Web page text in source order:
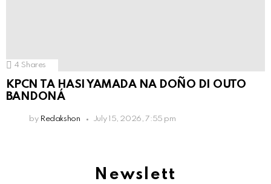
4 Shares
KPCN TA HASI YAMADA NA DOÑO DI OUTO
BANDONÁ
by Redakshon July 15, 2026, 7:55 pm
Newslett